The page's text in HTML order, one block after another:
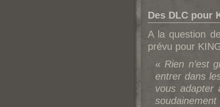
Des DLC pour
A la question
prévu pour
« Rien n’est
entrer dans
vous adapter